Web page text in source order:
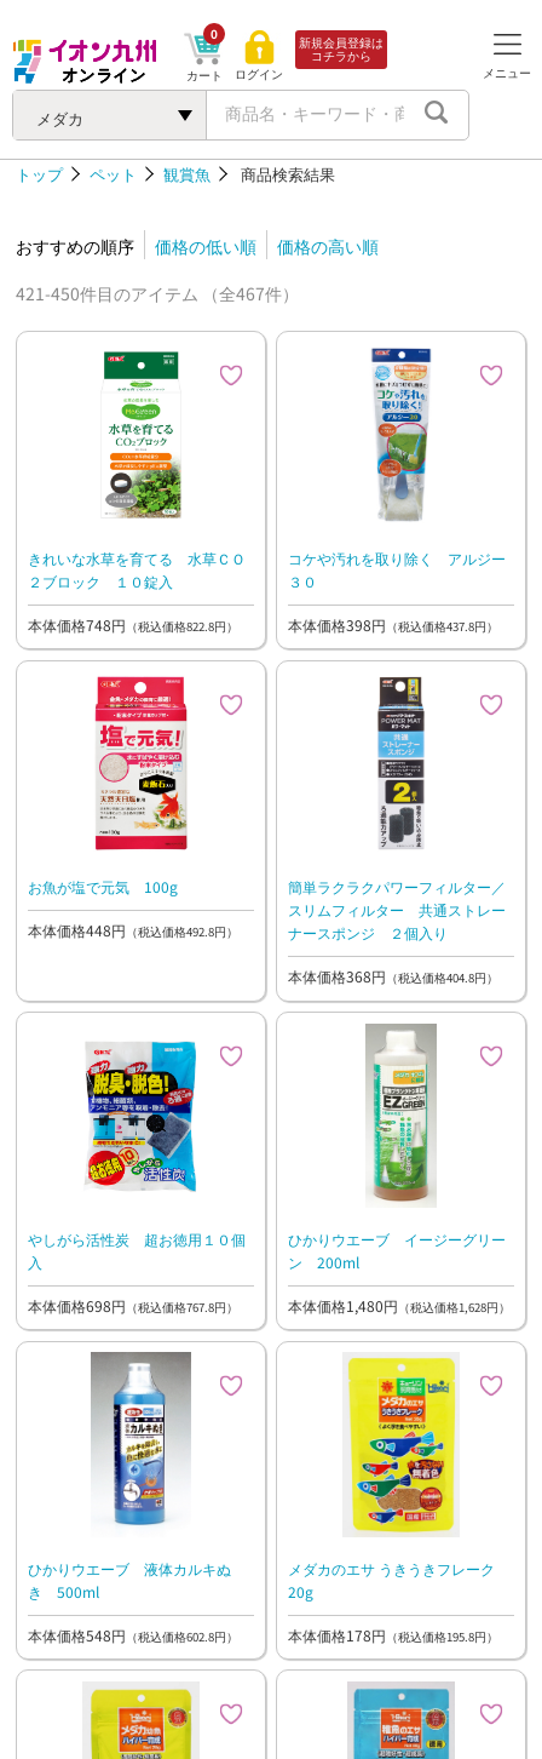
メダカ
カート
0
ログイン
新規会員登録は
コチラから
メニュー
トップ ペット 観賞魚 商品検索結果
おすすめの順序 価格の低い順
価格の高い順
421-450件目のアイテム （全467件）
きれいな水草を育てる 水草ＣＯ
２ブロック １０錠入
本体価格748円 （税込価格822.8円）
コケや汚れを取り除く アルジー
３０
本体価格398円 （税込価格437.8円）
お魚が塩で元気 100g
本体価格448円 （税込価格492.8円）
簡単ラクラクパワーフィルター／
スリムフィルター 共通ストレー
ナースポンジ ２個入り
本体価格368円 （税込価格404.8円）
やしがら活性炭 超お徳用１０個
入
本体価格698円 （税込価格767.8円）
ひかりウエーブ イージーグリー
ン 200ml
本体価格1,480円 （税込価格1,628円）
ひかりウエーブ 液体カルキぬ
き 500ml
本体価格548円 （税込価格602.8円）
メダカのエサ うきうきフレーク
20g
本体価格178円 （税込価格195.8円）